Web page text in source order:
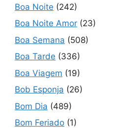
Boa Noite (242)
Boa Noite Amor (23)
Boa Semana (508)
Boa Tarde (336)
Boa Viagem (19)
Bob Esponja (26)
Bom Dia (489)
Bom Feriado (1)